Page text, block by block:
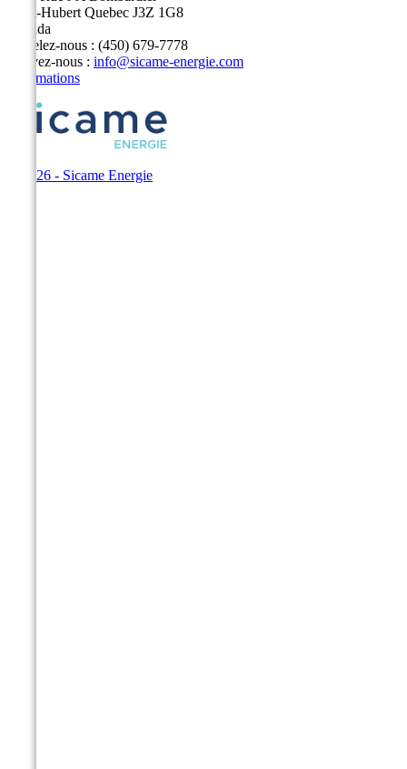
Saint-Hubert Quebec J3Z 1G8
Canada
Appelez-nous : (450) 679-7778
Écrivez-nous : info@sicame-energie.com
Informations
© 2026 - Sicame Energie